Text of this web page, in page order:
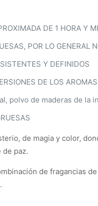
DE 1 HORA Y
POR LO GENERAL
Y DEFINIDOS
DE LOS
polvo de maderas de la
de magia y color,
de paz.
de fragancias